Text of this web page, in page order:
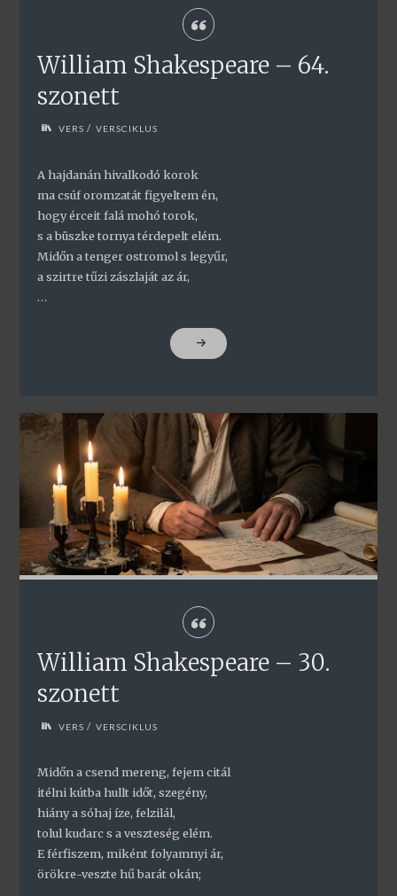
William Shakespeare – 64.
szonett
VERS / VERSCIKLUS
A hajdanán hivalkodó korok
ma csúf oromzatát figyeltem én,
hogy érceit falá mohó torok,
s a büszke tornya térdepelt elém.
Midőn a tenger ostromol s legyűr,
a szirtre tűzi zászlaját az ár,
…
"WILLIAM
SHAKESPEARE
SZONETT"
William Shakespeare – 30.
szonett
VERS / VERSCIKLUS
Midőn a csend mereng, fejem citál
itélni kútba hullt időt, szegény,
hiány a sóhaj íze, felzilál,
tolul kudarc s a veszteség elém.
E férfiszem, miként folyamnyi ár,
örökre-veszte hű barát okán;